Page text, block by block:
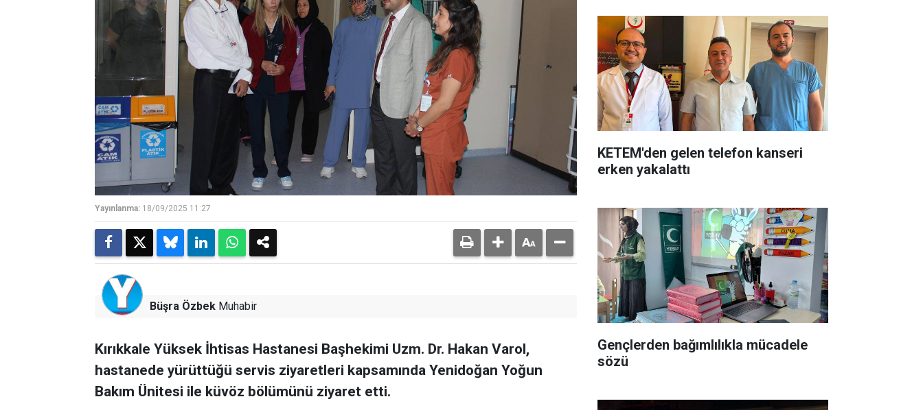
Yayınlanma: 18/09/2025 11:27
Büşra Özbek Muhabir
Kırıkkale Yüksek İhtisas Hastanesi Başhekimi Uzm. Dr. Hakan Varol,
hastanede yürüttüğü servis ziyaretleri kapsamında Yenidoğan Yoğun
Bakım Ünitesi ile küvöz bölümünü ziyaret etti.
KETEM'den gelen telefon kanseri
erken yakalattı
Gençlerden bağımlılıkla mücadele
sözü